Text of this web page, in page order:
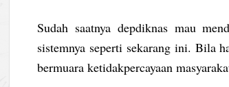
Sudah saatnya depdiknas mau
sistemnya seperti sekarang ini. Bila
bermuara ketidakpercayaan